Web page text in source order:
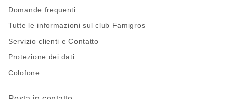
Domande frequenti
Tutte le informazioni sul club Famigros
Servizio clienti e Contatto
Protezione dei dati
Colofone